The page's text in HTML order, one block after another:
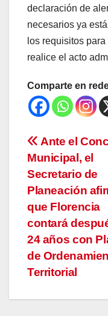
declaración de
necesarios ya
los requisitos
realice el acto
Comparte en
de
entradas
Ante el
Municipal, el
Secretario de
Planeación
que Florencia
contará
24 años con
de
Territorial